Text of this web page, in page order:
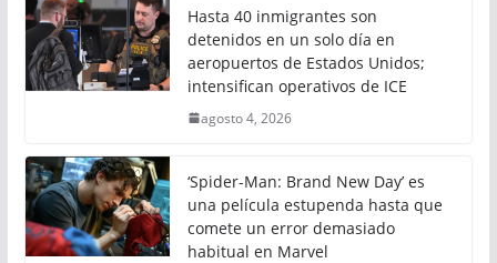
Hasta 40 inmigrantes son
detenidos en un solo día en
aeropuertos de Estados Unidos;
intensifican operativos de ICE
agosto 4, 2026
‘Spider-Man: Brand New Day’ es
una película estupenda hasta que
comete un error demasiado
habitual en Marvel